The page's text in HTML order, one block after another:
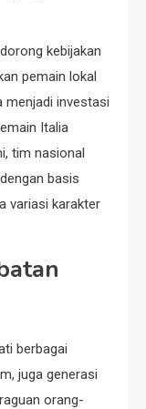
kebijakan
pemain lokal
menjadi investasi
Italia
tim nasional
basis
variasi karakter
berbagai
juga generasi
orang-